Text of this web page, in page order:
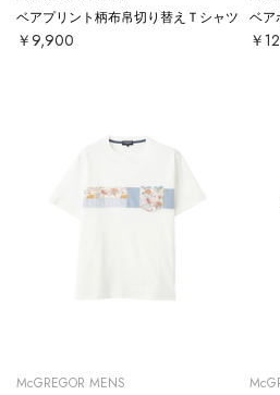
ベアプリント柄布帛切り替えＴシャツ
￥9,900
ベア
￥
McGREGOR MENS